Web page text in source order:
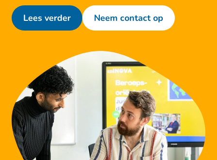
Lees verder Neem contact op